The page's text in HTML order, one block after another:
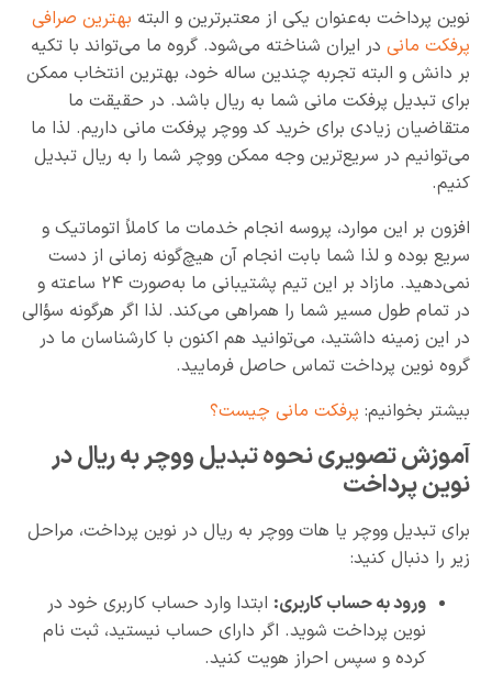
نوین پرداخت به‌عنوان یکی از معتبرترین و البته بهترین صرافی
پرفکت مانی در ایران شناخته می‌شود. گروه ما می‌تواند با تکیه
بر دانش و البته تجربه چندین ساله خود، بهترین انتخاب ممکن
برای تبدیل پرفکت مانی شما به ریال باشد. در حقیقت ما
متقاضیان زیادی برای خرید کد ووچر پرفکت مانی داریم. لذا ما
می‌توانیم در سریع‌ترین وجه ممکن ووچر شما را به ریال تبدیل
کنیم.
افزون بر این موارد، پروسه انجام خدمات ما کاملاً اتوماتیک و
سریع بوده و لذا شما بابت انجام آن هیچ‌گونه زمانی از دست
نمی‌دهید. مازاد بر این تیم پشتیبانی ما به‌صورت ۲۴ ساعته و
در تمام طول مسیر شما را همراهی می‌کند. لذا اگر هرگونه سؤالی
در این زمینه داشتید، می‌توانید هم اکنون با کارشناسان ما در
گروه نوین پرداخت تماس حاصل فرمایید.
بیشتر بخوانیم: پرفکت مانی چیست؟
آموزش تصویری نحوه تبدیل ووچر به ریال در
نوین پرداخت
برای تبدیل ووچر یا هات ووچر به ریال در نوین پرداخت، مراحل
زیر را دنبال کنید:
ورود به حساب کاربری: ابتدا وارد حساب کاربری خود در
نوین پرداخت شوید. اگر دارای حساب نیستید، ثبت نام
کرده و سپس احراز هویت کنید.